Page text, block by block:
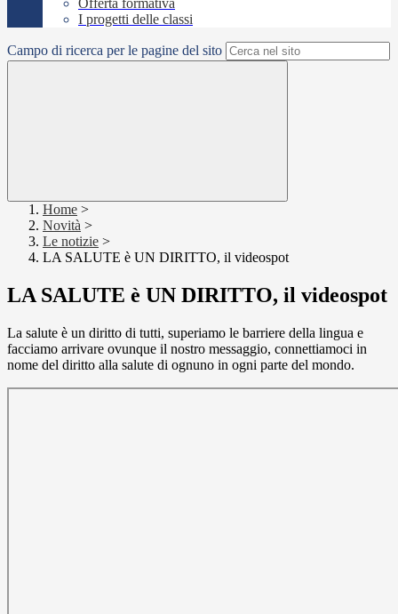
Offerta formativa
I progetti delle classi
Campo di ricerca per le pagine del sito
Home >
Novità >
Le notizie >
LA SALUTE è UN DIRITTO, il videospot
LA SALUTE è UN DIRITTO, il videospot
La salute è un diritto di tutti, superiamo le barriere della lingua e
facciamo arrivare ovunque il nostro messaggio, connettiamoci in
nome del diritto alla salute di ognuno in ogni parte del mondo.